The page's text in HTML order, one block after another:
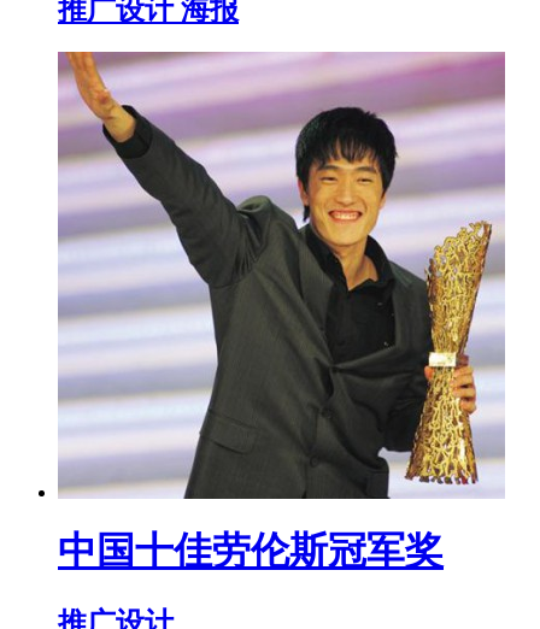
推广设计 海报
中国十佳劳伦斯冠军奖